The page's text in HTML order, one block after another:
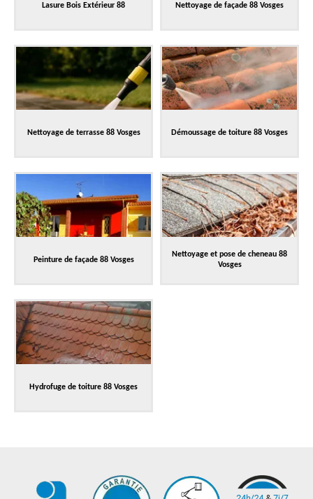
Lasure Bois Extérieur 88 Nettoyage de façade 88 Vosges
Nettoyage de terrasse 88 Vosges Démoussage de toiture 88 Vosges
Peinture de façade 88 Vosges
Nettoyage et pose de cheneau 88
Vosges
Hydrofuge de toiture 88 Vosges